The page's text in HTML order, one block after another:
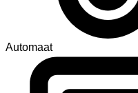
Automaat